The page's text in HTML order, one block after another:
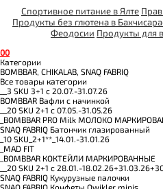
Спортивное питание в Ялте
Продукты без глютена в
Феодосии Продукты для
00
Категории
BOMBBAR, CHIKALAB, SNAQ FABRIQ
Все товары категории
__3 SKU 3+1 с 20.07.-31.07.26
BOMBBAR Вафли с начинкой
__20 SKU 2+1 с 07.05.-31.05.26
_BOMBBAR PRO Milk МОЛОКО
SNAQ FABRIQ Батончик глазированный
_10 SKU_2+1**_14.01.-31.01.26
_MAD FIT
_BOMBBAR КОКТЕЙЛИ МАРКИРОВАННЫЕ
__20 SKU 2+1 с 28.01.-
SNAQ FABRIQ Кукурузные палочки
SNAQ FABRIQ Конфеты Qwikler minis